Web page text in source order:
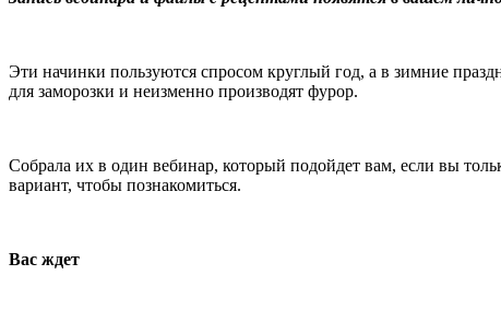
Эти начинки пользуются спросом круглый год, а в зимние
для заморозки и неизменно производят фурор.
Собрала их в один вебинар, который подойдет вам, если вы
вариант, чтобы познакомиться.
Вас ждет